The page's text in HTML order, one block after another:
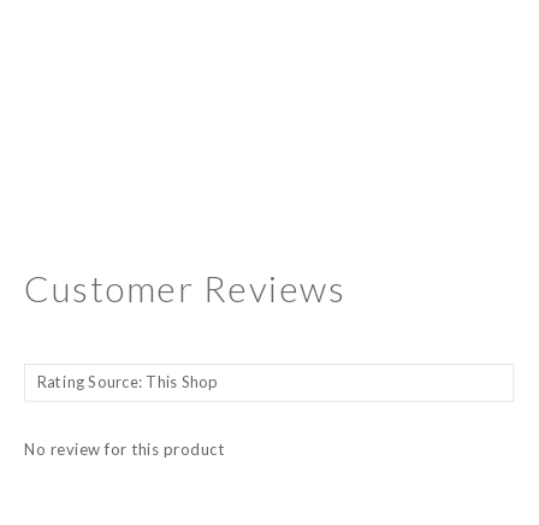
Customer Reviews
No review for this product